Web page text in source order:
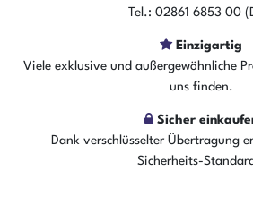
Tel.: 02861 6853 00
Einzigartig
Viele exklusive und außergewöhnliche
uns finden.
Sicher
Dank verschlüsselter Übertragung
Sicherheits-